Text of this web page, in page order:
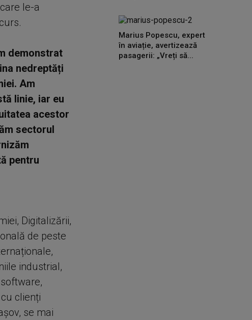
le-a
demonstrat
nedreptăți
Am
linie, iar eu
acestor
sectorul
pentru
Digitalizării,
de peste
industrial,
clienți
se mai
Marius Popescu, expert
în aviație, avertizează
pasagerii: „Vreți să...